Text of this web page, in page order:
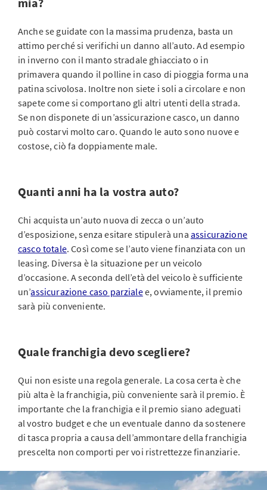
Anche se guidate con la massima prudenza, basta un
attimo perché si verifichi un danno all’auto. Ad esempio
in inverno con il manto stradale ghiacciato o in
primavera quando il polline in caso di pioggia forma una
patina scivolosa. Inoltre non siete i soli a circolare e non
sapete come si comportano gli altri utenti della strada.
Se non disponete di un’assicurazione casco, un danno
può costarvi molto caro. Quando le auto sono nuove e
costose, ciò fa doppiamente male.
Quanti anni ha la vostra auto?
Chi acquista un’auto nuova di zecca o un’auto
d’esposizione, senza esitare stipulerà una assicurazione
casco totale. Così come se l’auto viene finanziata con un
leasing. Diversa è la situazione per un veicolo
d’occasione. A seconda dell’età del veicolo è sufficiente
un’assicurazione caso parzialee, ovviamente, il premio
sarà più conveniente.
Quale franchigia devo scegliere?
Qui non esiste una regola generale. La cosa certa è che
più alta è la franchigia, più conveniente sarà il premio. È
importante che la franchigia e il premio siano adeguati
al vostro budget e che un eventuale danno da sostenere
di tasca propria a causa dell’ammontare della franchigia
prescelta non comporti per voi ristrettezze finanziarie.